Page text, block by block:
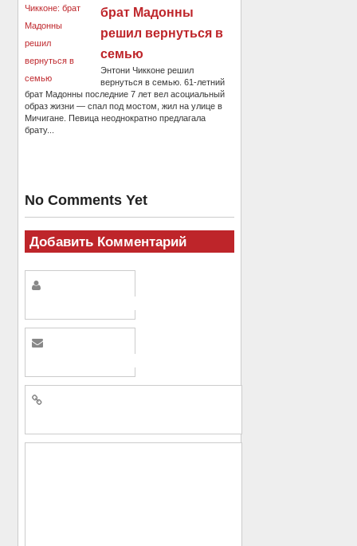
брат Мадонны
решил вернуться в
семью
Энтони Чикконе решил
вернуться в семью. 61-летний
брат Мадонны последние 7 лет вел асоциальный
образ жизни — спал под мостом, жил на улице в
Мичигане. Певица неоднократно предлагала
брату...
No Comments Yet
Добавить Комментарий